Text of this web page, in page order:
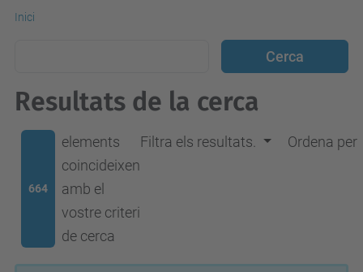
Inici
Resultats de la cerca
664
elements
coincideixen
amb el
vostre criteri
de cerca
Filtra els resultats. Ordena per